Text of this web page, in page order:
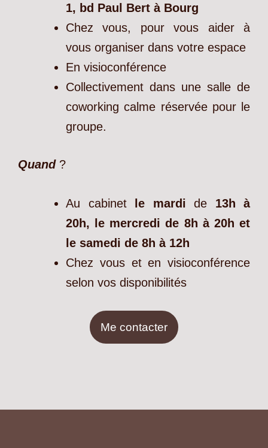
1, bd Paul Bert à Bourg
Chez vous, pour vous aider à
vous organiser dans votre espace
En visioconférence
Collectivement dans une salle de
coworking calme réservée pour le
groupe.
Quand?
Au cabinetle mardi de 13h à
20h, le mercredi de 8h à 20h et
le samedi de 8h à 12h
Chez vous et en visioconférence
selon vos disponibilités
Me contacter